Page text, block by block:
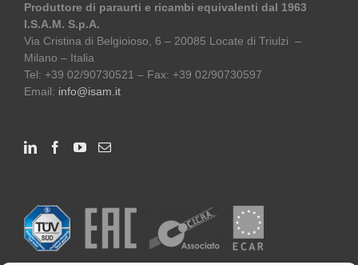
Produttore di paraurti e ricambi equivalenti dal 1963
I.S.A.M. S.p.A.
Via Cristina di Belgioioso, 6 – 20085 Locate di Triulzi –
Milano – Italia
Tel: +39 02/90730521 – Fax: +39 02/90730597
Email: info@isam.it